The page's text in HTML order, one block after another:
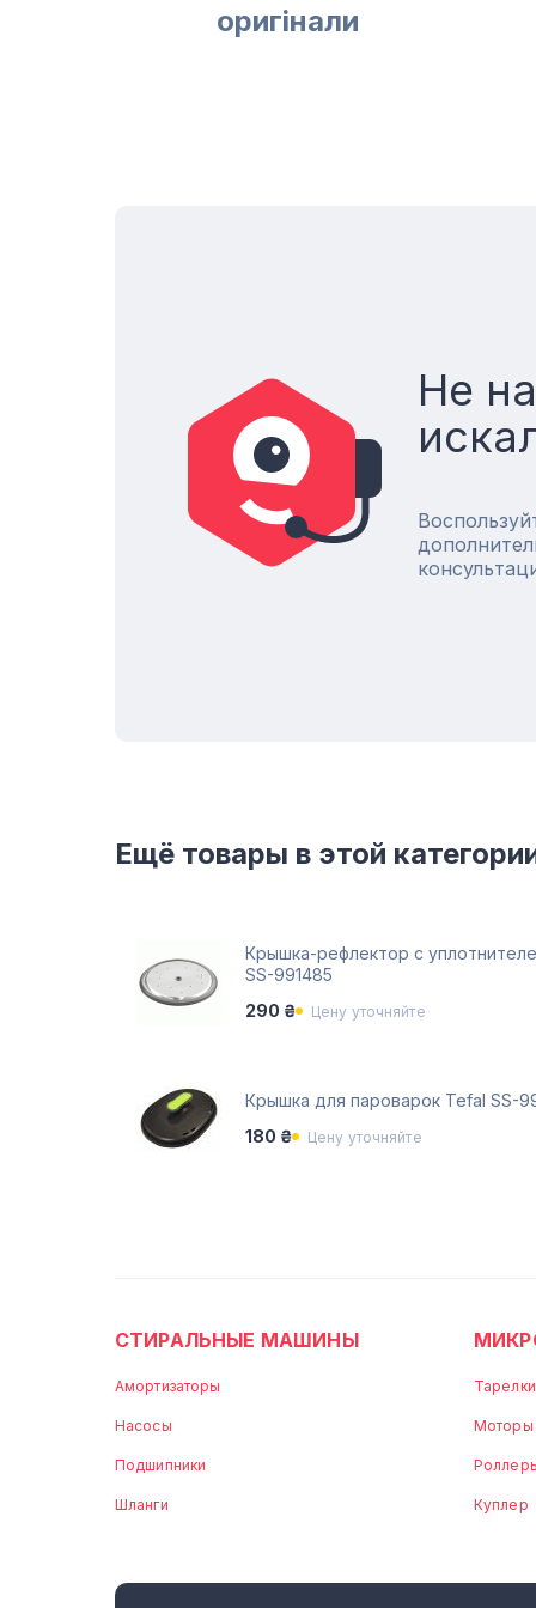
оригінали
Не
Ещё товары в этой
Крышка-рефлектор с
SS-991485
290 ₴
Цену уточняйте
Крышка для пароварок Tefal SS-
180 ₴
Цену уточняйте
СТИРАЛЬНЫЕ МАШИНЫ
Амортизаторы
Насосы
Подшипники
Шланги
Тарелки
Моторы
Куплер